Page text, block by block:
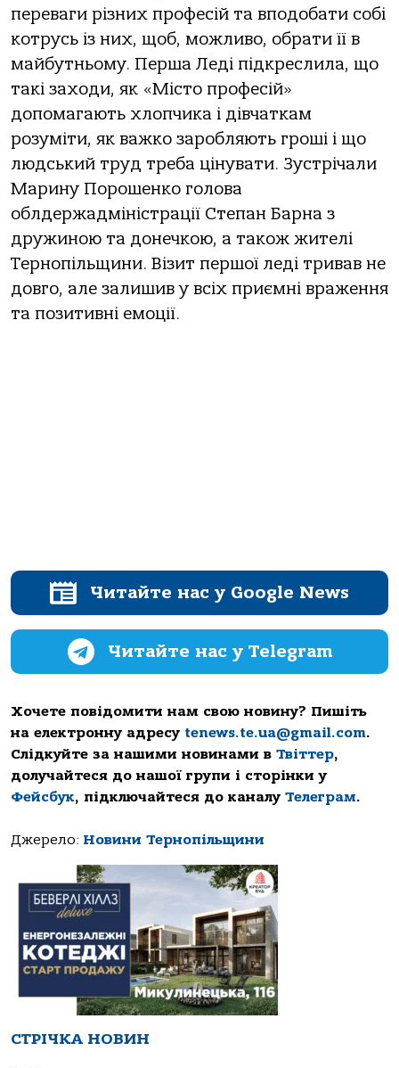
переваги різних професій та вподобати собі
котрусь із них, щоб, можливо, обрати її в
майбутньому. Перша Леді підкреслила, що
такі заходи, як «Місто професій»
допомагають хлопчика і дівчаткам
розуміти, як важко заробляють гроші і що
людський труд треба цінувати. Зустрічали
Марину Порошенко голова
облдержадміністрації Степан Барна з
дружиною та донечкою, а також жителі
Тернопільщини. Візит першої леді тривав не
довго, але залишив у всіх приємні враження
та позитивні емоції.
Читайте нас у Google News
Читайте нас у Telegram
Хочете повідомити нам свою новину? Пишіть
на електронну адресу tenews.te.ua@gmail.com.
Слідкуйте за нашими новинами в Твіттер,
долучайтеся до нашої групи і сторінки у
Фейсбук, підключайтеся до каналу Телеграм.
Джерело: Новини Тернопільщини
СТРІЧКА НОВИН